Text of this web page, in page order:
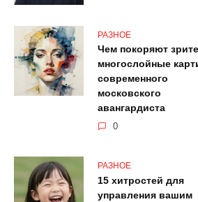
РАЗНОЕ
Чем покоряют
многослойные
современного
московского
авангардиста
0
РАЗНОЕ
15 хитростей для
управления вашим